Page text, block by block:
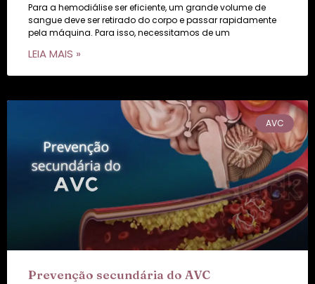
Para a hemodiálise ser eficiente, um grande volume de
sangue deve ser retirado do corpo e passar rapidamente
pela máquina. Para isso, necessitamos de um
LEIA MAIS »
AVC
Prevenção secundária do AVC